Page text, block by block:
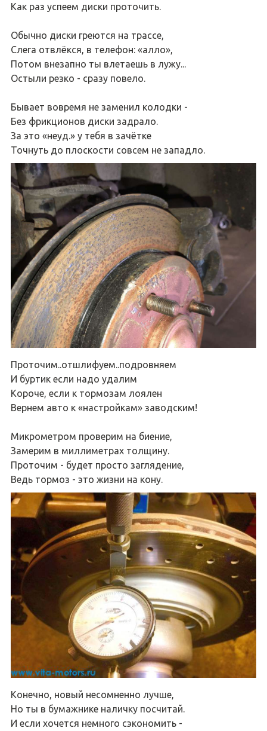
Как раз успеем диски проточить.
Обычно диски греются на трассе,
Слега отвлёкся, в телефон: «алло»,
Потом внезапно ты влетаешь в лужу...
Остыли резко - сразу повело.
Бывает вовремя не заменил колодки -
Без фрикционов диски задрало.
За это «неуд.» у тебя в зачётке
Точнуть до плоскости совсем не западло.
Проточим..отшлифуем..подровняем
И буртик если надо удалим
Короче, если к тормозам лоялен
Вернем авто к «настройкам» заводским!
Микрометром проверим на биение,
Замерим в миллиметрах толщину.
Проточим - будет просто заглядение,
Ведь тормоз - это жизни на кону.
Конечно, новый несомненно лучше,
Но ты в бумажнике наличку посчитай.
И если хочется немного сэкономить -